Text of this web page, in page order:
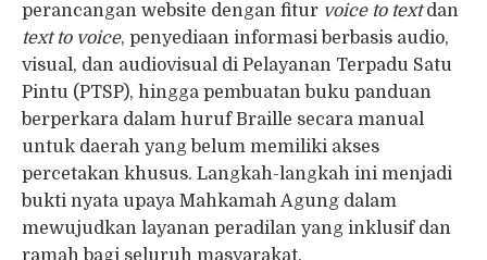
perancangan website dengan fitur voice to textdan
text to voice, penyediaan informasi berbasis audio,
visual, dan audiovisual di Pelayanan Terpadu Satu
Pintu (PTSP), hingga pembuatan buku panduan
berperkara dalam huruf Braille secara manual
untuk daerah yang belum memiliki akses
percetakan khusus. Langkah-langkah ini menjadi
bukti nyata upaya Mahkamah Agung dalam
mewujudkan layanan peradilan yang inklusif dan
ramah bagi seluruh masyarakat.